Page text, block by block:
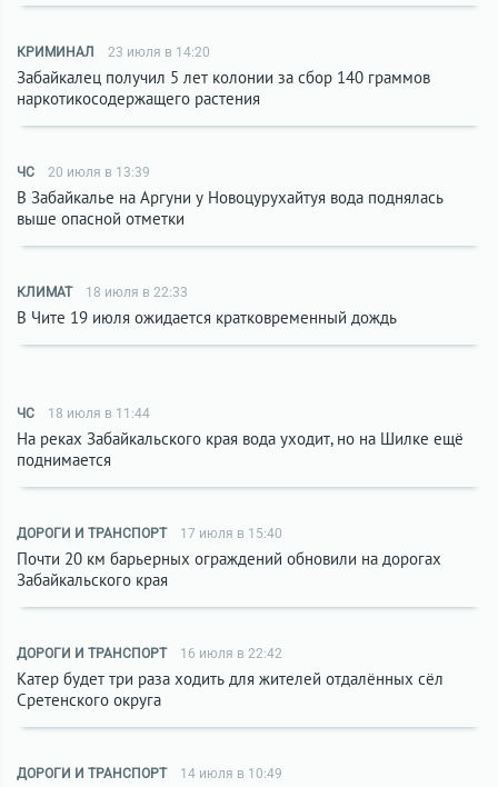
КРИМИНАЛ 23 июля в 14:20
Забайкалец получил 5 лет колонии за сбор 140 граммов
наркотикосодержащего растения
ЧС 20 июля в 13:39
В Забайкалье на Аргуни у Новоцурухайтуя вода поднялась
выше опасной отметки
КЛИМАТ 18 июля в 22:33
В Чите 19 июля ожидается кратковременный дождь
ЧС 18 июля в 11:44
На реках Забайкальского края вода уходит, но на Шилке ещё
поднимается
ДОРОГИ И ТРАНСПОРТ 17 июля в 15:40
Почти 20 км барьерных ограждений обновили на дорогах
Забайкальского края
ДОРОГИ И ТРАНСПОРТ 16 июля в 22:42
Катер будет три раза ходить для жителей отдалённых сёл
Сретенского округа
ДОРОГИ И ТРАНСПОРТ 14 июля в 10:49